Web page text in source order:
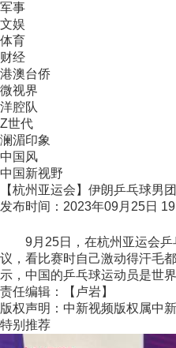
军事
文娱
体育
财经
港澳台侨
微视界
洋腔队
Z世代
澜湄印象
中国风
中国新视野
【杭州亚运会】伊朗乒乓球男
发布时间：2023年09月25日
9月25日，在杭州亚运会乒乓
议，看比赛时自己激动得汗毛
示，中国的乒乓球运动员是世
责任编辑：【卢岩】
版权声明：中新视频版权属中
特别推荐